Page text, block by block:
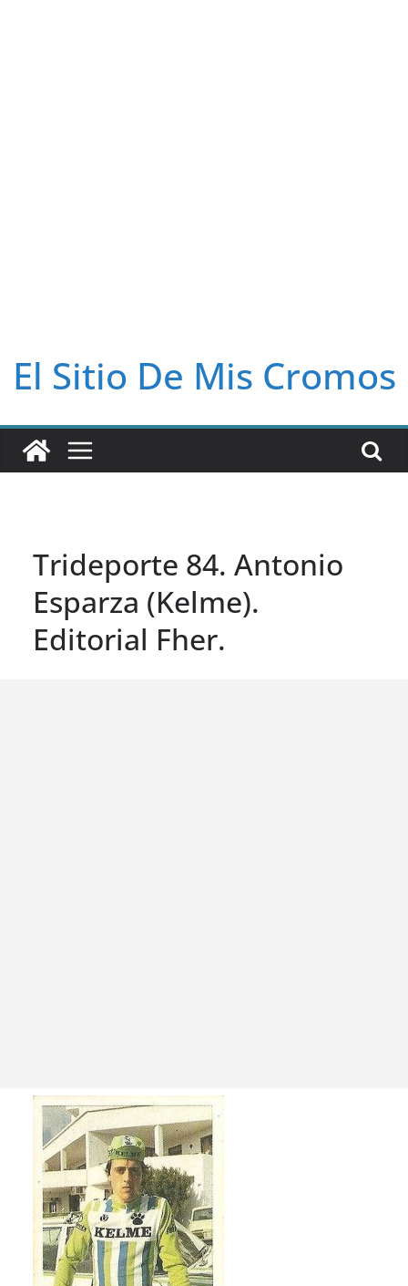
El Sitio De Mis Cromos
Trideporte 84. Antonio
Esparza (Kelme).
Editorial Fher.